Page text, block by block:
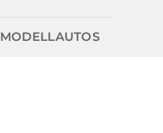
MODELLAUTOS